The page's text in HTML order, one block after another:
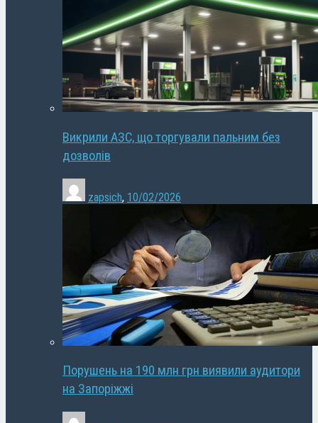
Викрили АЗС, що торгували пальним без
дозволів
zapsich, 10/02/2026
Порушень на 190 млн грн виявили аудитори
на Запоріжжі